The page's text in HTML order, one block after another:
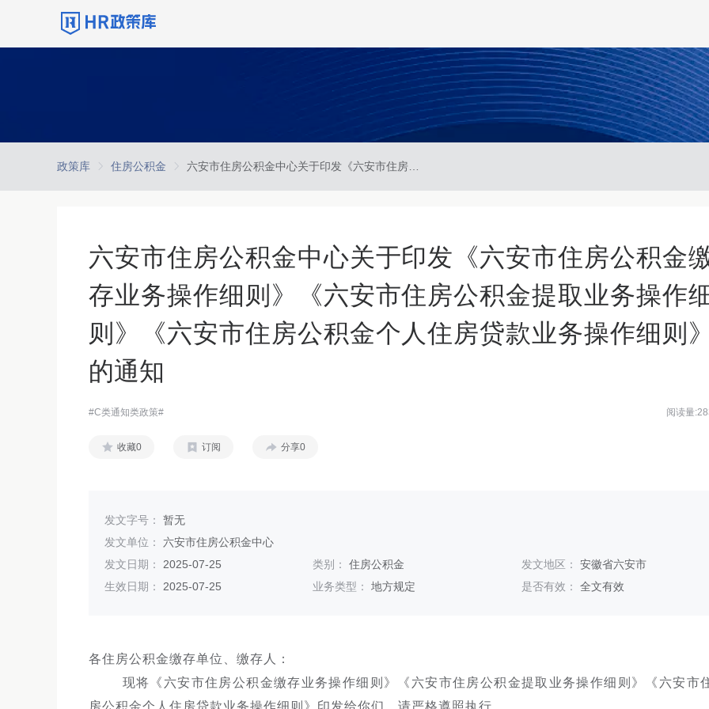
政策库 住房公积金
六安市住房公积金中心关于印发《六安市住房公积金
存业务操作细则》《六安市住房公积金提取业务操作
则》《六安市住房公积金个人住房贷款业务操作细则
的通知
#C类通知类政策# 阅读量
收藏0 订阅 分享0
发文字号： 暂无
发文单位： 六安市住房公积金中心
发文日期： 2025-07-25 类别：住房公积金 发文地区： 安徽省六安市
生效日期： 2025-07-25 业务类型：地方规定 是否有效： 全文有效
各住房公积金缴存单位、缴存人：
现将《六安市住房公积金缴存业务操作细则》《六安市住房公积金提取业务操作细则》《六安市
房公积金个人住房贷款业务操作细则》印发给你们，请严格遵照执行。